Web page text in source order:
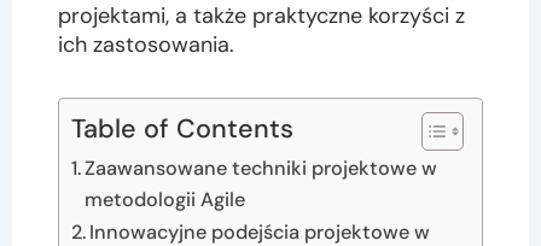
projektami, a także praktyczne korzyści z
ich zastosowania.
Table of Contents
Zaawansowane techniki projektowe w
metodologii Agile
Innowacyjne podejścia projektowe w